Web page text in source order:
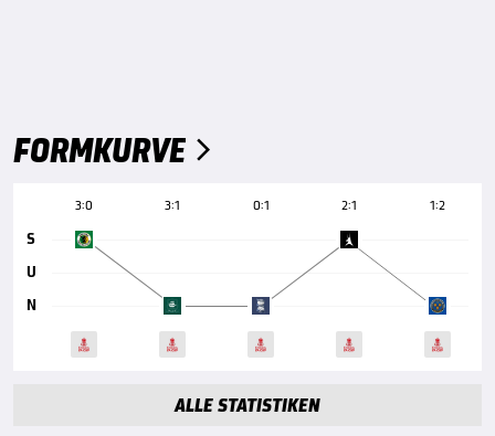
FORMKURVE 
3:0 3:1 0:1 2:1 1:2
S
U
N
ALLE STATISTIKEN